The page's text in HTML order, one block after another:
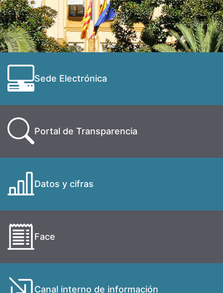
Sede Electrónica
Portal de Transparencia
Datos y cifras
Face
Canal interno de información